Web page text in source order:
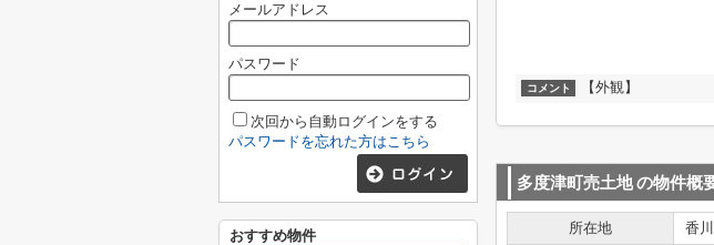
コメント 【外観】
多度津町売土地の物件概
所在地 香
メールアドレス
パスワード
次回から自動ログインをする
パスワードを忘れた方はこちら
おすすめ物件